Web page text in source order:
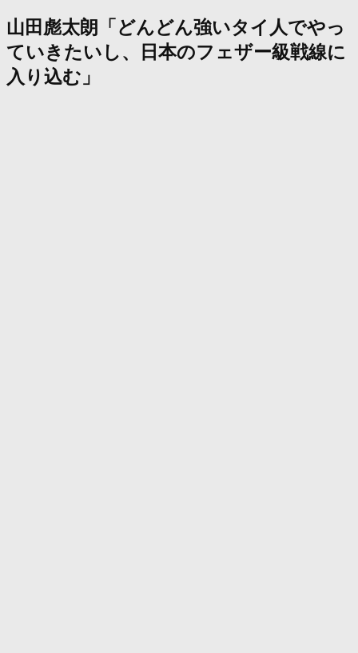
山田彪太朗「どんどん強いタイ人でやっ
ていきたいし、日本のフェザー級戦線に
入り込む」